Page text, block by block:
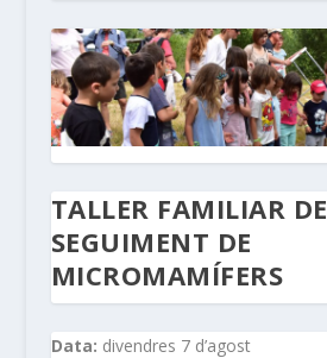
TALLER FAMILIAR DE
SEGUIMENT DE
MICROMAMÍFERS
Data: divendres 7 d’agost